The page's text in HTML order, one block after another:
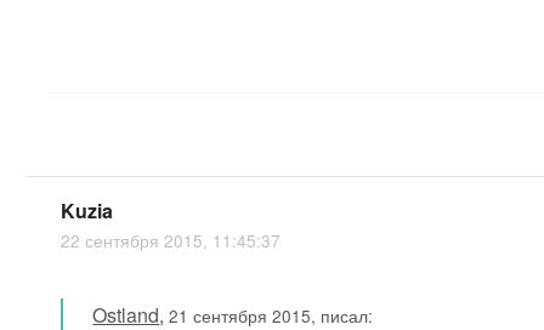
Kuzia
22 сентября 2015, 11:45:37
Ostland,21 сентября 2015, писал: